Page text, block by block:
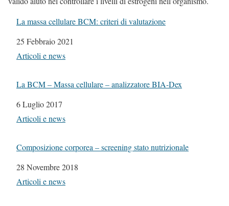
La massa cellulare BCM: criteri di valutazione
Data
25 Febbraio 2021
In relazione a
Articoli e news
La BCM – Massa cellulare – analizzatore BIA-Dex
Data
6 Luglio 2017
In relazione a
Articoli e news
Composizione corporea – screening stato nutrizionale
Data
28 Novembre 2018
In relazione a
Articoli e news